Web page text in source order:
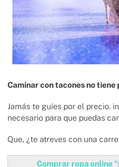
Caminar con tacones no tiene
Jamás te guíes por el precio.
necesario para que puedas
Que, ¿te atreves con una
Comprar ropa online